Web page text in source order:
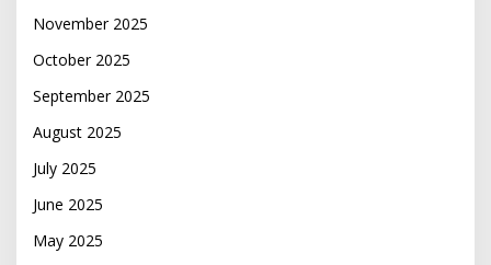
November 2025
October 2025
September 2025
August 2025
July 2025
June 2025
May 2025